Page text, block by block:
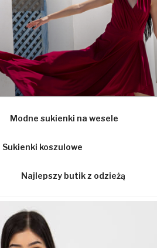
Modne sukienki na wesele
Sukienki koszulowe
Najlepszy butik z odzieżą